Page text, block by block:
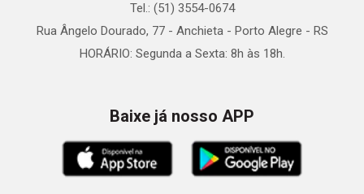
Tel.: (51) 3554-0674
Rua Ângelo Dourado, 77 - Anchieta - Porto Alegre - RS
HORÁRIO: Segunda a Sexta: 8h às 18h.
Baixe já nosso APP